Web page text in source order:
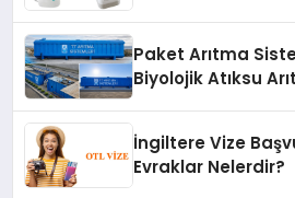
Paket Arıtma
Biyolojik Atıksu
İngiltere Vize
Evraklar Nelerdir?